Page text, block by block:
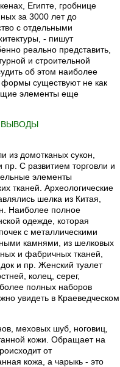
Египте, гробнице
за 3000 лет до
с отдельными
- пишут
реально представить,
и строительной
об этом наиболее
формы существуют не как
элементы еще
ВЫВОДЫ
из домотканых сукон,
С развитием торговли и
элементы
тканей. Археологические
шелка из Китая,
Наиболее полное
одежде, которая
с металлическими
камнями, из шелковых
и фабричных тканей,
и пр. Женский туалет
колец, серег,
полных наборов
увидеть в Краеведческом
меховых шуб, ноговиц,
кожи. Обращает на
от
кожа, а чарыкь - это